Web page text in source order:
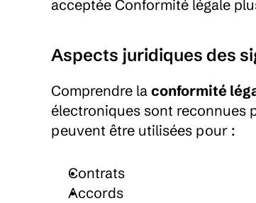
acceptée Conformité légale
Aspects juridiques des
Comprendre la conformité
électroniques sont reconnues
peuvent être utilisées pour :
Contrats
Accords